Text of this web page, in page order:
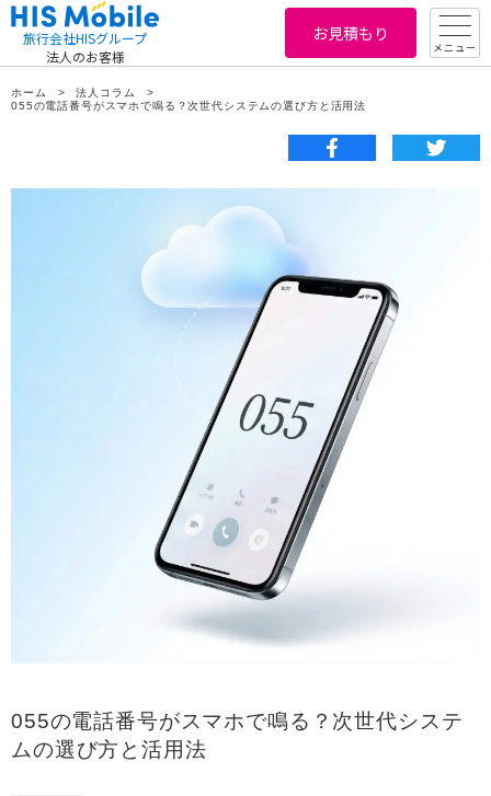
旅行会社HISグループ
法人のお客様
お見積もり
メニュー
ホーム
法人コラム
055の電話番号がスマホで鳴る？次世代システムの選び方と活用法
055の電話番号がスマホで鳴る？次世代システ
ムの選び方と活用法